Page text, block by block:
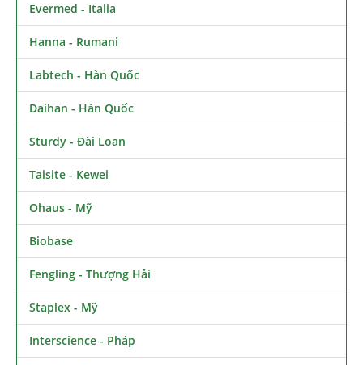
Evermed - Italia
Hanna - Rumani
Labtech - Hàn Quốc
Daihan - Hàn Quốc
Sturdy - Đài Loan
Taisite - Kewei
Ohaus - Mỹ
Biobase
Fengling - Thượng Hải
Staplex - Mỹ
Interscience - Pháp